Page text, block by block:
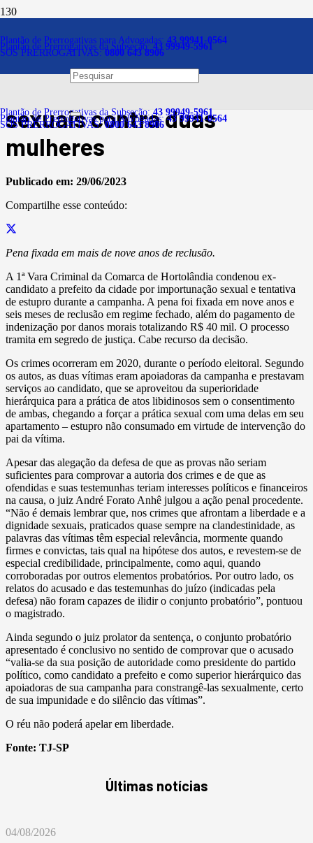
Plantão de Prerrogativas para Advogadas: 43 99941-0564
Plantão de Prerrogativas da Subseção:43 99949-5961
SOS PRERROGATIVAS:0800 643 8906
Plantão de Prerrogativas da Subseção:43 99949-5961
Plantão de Prerrogativas para Advogadas:43 99941-0564
SOS PRERROGATIVAS:0800 643 8906
Ex-candidato a prefeito é
condenado por crimes
sexuais contra duas
mulheres
Publicado em: 29/06/2023
Compartilhe esse conteúdo:
Pena fixada em mais de nove anos de reclusão.
A 1ª Vara Criminal da Comarca de Hortolândia condenou ex-
candidato a prefeito da cidade por importunação sexual e tentativa
de estupro durante a campanha. A pena foi fixada em nove anos e
seis meses de reclusão em regime fechado, além do pagamento de
indenização por danos morais totalizando R$ 40 mil. O processo
tramita em segredo de justiça. Cabe recurso da decisão.
Os crimes ocorreram em 2020, durante o período eleitoral. Segundo
os autos, as duas vítimas eram apoiadoras da campanha e prestavam
serviços ao candidato, que se aproveitou da superioridade
hierárquica para a prática de atos libidinosos sem o consentimento
de ambas, chegando a forçar a prática sexual com uma delas em seu
apartamento – estupro não consumado em virtude de intervenção do
pai da vítima.
Apesar das alegação da defesa de que as provas não seriam
suficientes para comprovar a autoria dos crimes e de que as
ofendidas e suas testemunhas teriam interesses políticos e financeiros
na causa, o juiz André Forato Anhê julgou a ação penal procedente.
“Não é demais lembrar que, nos crimes que afrontam a liberdade e a
dignidade sexuais, praticados quase sempre na clandestinidade, as
palavras das vítimas têm especial relevância, mormente quando
firmes e convictas, tais qual na hipótese dos autos, e revestem-se de
especial credibilidade, principalmente, como aqui, quando
corroboradas por outros elementos probatórios. Por outro lado, os
relatos do acusado e das testemunhas do juízo (indicadas pela
defesa) não foram capazes de ilidir o conjunto probatório”, pontuou
o magistrado.
Ainda segundo o juiz prolator da sentença, o conjunto probatório
apresentado é conclusivo no sentido de comprovar que o acusado
“valia-se da sua posição de autoridade como presidente do partido
político, como candidato a prefeito e como superior hierárquico das
apoiadoras de sua campanha para constrangê-las sexualmente, certo
de sua impunidade e do silêncio das vítimas”.
O réu não poderá apelar em liberdade.
Fonte: TJ-SP
Últimas notícias
04/08/2026